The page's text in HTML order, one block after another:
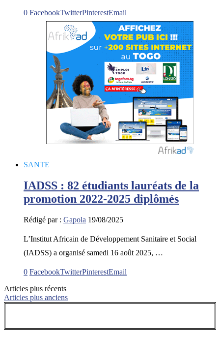
0 FacebookTwitterPinterestEmail
SANTE
IADSS : 82 étudiants lauréats de la
promotion 2022-2025 diplômés
Rédigé par : Gapola 19/08/2025
L’Institut Africain de Développement Sanitaire et Social
(IADSS) a organisé samedi 16 août 2025, …
0 FacebookTwitterPinterestEmail
Articles plus récents
Articles plus anciens